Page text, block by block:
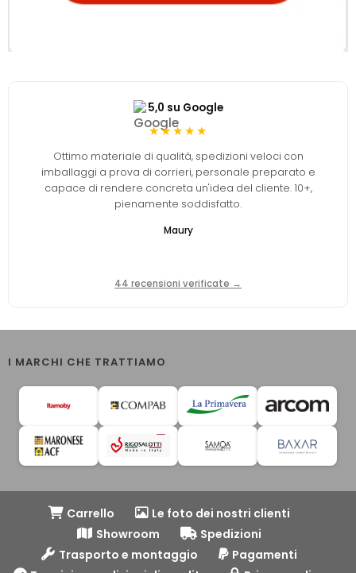
5,0 su Google
★★★★★
Ottimo materiale di qualità, spedizioni veloci con
imballaggi a prova di corrieri, personale preparato e
capace di rendere concreta un'idea del cliente. 10+,
pienamente soddisfatto.
Maury
44 recensioni verificate →
I MARCHI CHE TRATTIAMO
Carrello
Le foto dei nostri clienti
Showroom
Spedizioni
Trasporto e montaggio
Pagamenti